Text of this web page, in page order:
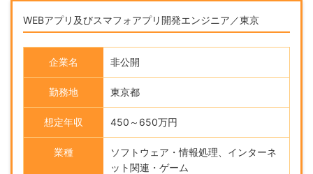
WEBアプリ及びスマフォアプリ開発エンジニア／東京
企業名 非公開
勤務地 東京都
想定年収 450～650万円
業種
ソフトウェア・情報処理、インターネ
ット関連・ゲーム